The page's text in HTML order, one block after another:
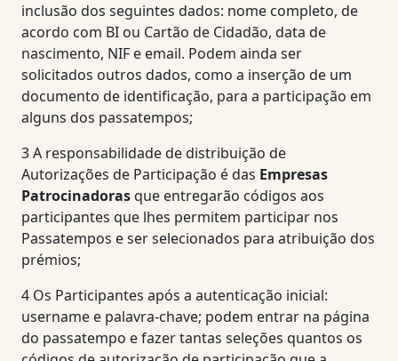
inclusão dos seguintes dados: nome completo, de
acordo com BI ou Cartão de Cidadão, data de
nascimento, NIF e email. Podem ainda ser
solicitados outros dados, como a inserção de um
documento de identificação, para a participação em
alguns dos passatempos;
3A responsabilidade de distribuição de
Autorizações de Participação é das Empresas
Patrocinadorasque entregarão códigos aos
participantes que lhes permitem participar nos
Passatempos e ser selecionados para atribuição dos
prémios;
4 Os Participantes após a autenticação inicial:
username e palavra-chave; podem entrar na página
do passatempo e fazer tantas seleções quantos os